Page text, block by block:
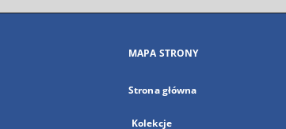
MAPA STRONY
Strona główna
Kolekcje